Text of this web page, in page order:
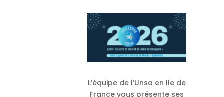
L’équipe de l’Unsa en Ile de
France vous présente ses